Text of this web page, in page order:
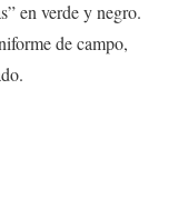
en verde y negro.
de campo,